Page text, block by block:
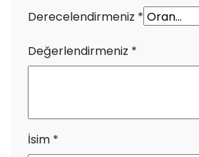
Derecelendirmeniz *
Değerlendirmeniz *
İsim *